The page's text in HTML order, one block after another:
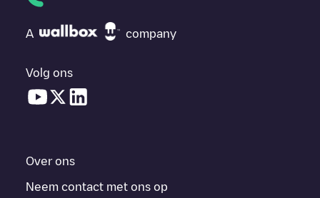
A company
Volg ons
Over ons
Neem contact met ons op